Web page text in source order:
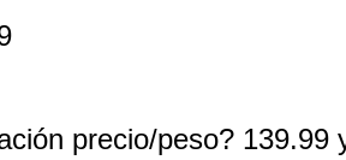
precio/peso? 139.99